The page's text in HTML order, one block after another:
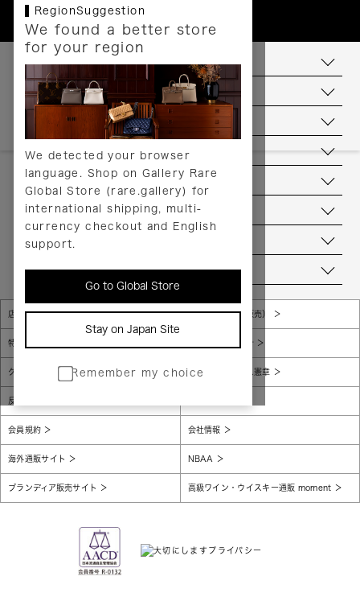
RegionSuggestion
We found a better store
for your region
We detected your browser
language. Shop on Gallery Rare
Global Store (rare.gallery) for
international shipping, multi-
currency checkout and English
support.
Go to Global Store
Stay on Japan Site
Remember my choice
お支払いについて
配送について
送料について
返品について
ヘルプ
お問い合わせ
当店について
店舗一覧 販売規約（店頭販売）
特定商取引法に基づく表示 個人情報保護方針
グローバルプライバシーポリシー コンプライアンス憲章
反社会的勢力に対する基本方針
会員規約 会社情報
海外通販サイト NBAA
ブランディア販売サイト 高級ワイン・ウイスキー通販 moment